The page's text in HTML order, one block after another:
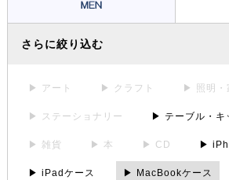
さらに絞り込む
▶ アート ▶ クラフト ▶ 照明・
▶ ステーショナリー ▶ テーブル・キ
▶ 雑貨 ▶ 本 ▶ CD ▶
▶ iPadケース ▶ MacBookケース